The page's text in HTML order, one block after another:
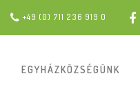
+49 (0) 711 236 919 0
EGYHÁZKÖZSÉGÜNK